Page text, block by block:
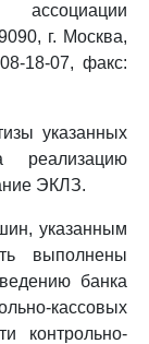
ассоциации
г. Москва,
18-07, факс:
указанных
реализацию
ЭКЛЗ.
указанным
выполнены
банка
кассовых
контрольно-